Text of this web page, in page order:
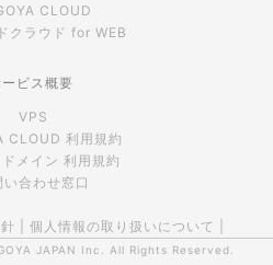
CLOUD
クラウド for WEB
ビス概要
VPS
CLOUD 利用規約
メイン 利用規約
い合わせ窓口
個人情報の取り扱いについて
JAPAN Inc. All Rights Reserved.